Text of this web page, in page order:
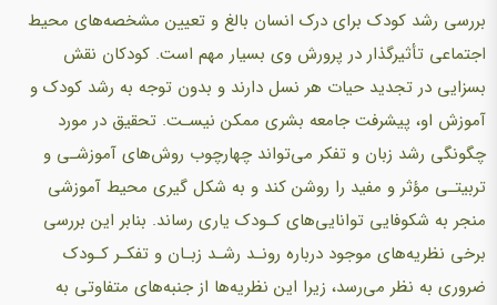
بررسی رشد کودک برای درک انسان بالغ و تعیین مشخصه‌های محیط
اجتماعی تأثیرگذار در پرورش وی بسیار مهم است. کودکان نقش
بسزایی در تجدید حیات هر نسل دارند و بدون توجه به رشد کودک و
آموزش او، پیشرفت جامعه بشری ممکن نیسـت. تحقیق در مورد
چگونگی رشد زبان و تفکر می‌تواند چهارچوب روش‌های آموزشـی و
تربیتـی مؤثر و مفید را روشن کند و به شکل گیری محیط آموزشی
منجر به شکوفایی توانایی‌های کـودک یاری رساند. بنابر این بررسی
برخی نظریه‌های موجود درباره رونـد رشـد زبـان و تفکـر کـودک
ضروری به نظر می‌رسد، زیرا این نظریه‌ها از جنبه‌های متفاوتی به